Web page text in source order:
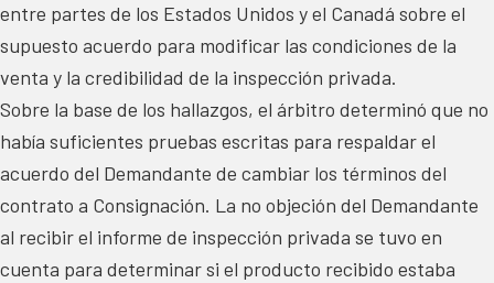
entre partes de los Estados Unidos y el Canadá sobre el
supuesto acuerdo para modificar las condiciones de la
venta y la credibilidad de la inspección privada.
Sobre la base de los hallazgos, el árbitro determinó que no
había suficientes pruebas escritas para respaldar el
acuerdo del Demandante de cambiar los términos del
contrato a Consignación. La no objeción del Demandante
al recibir el informe de inspección privada se tuvo en
cuenta para determinar si el producto recibido estaba